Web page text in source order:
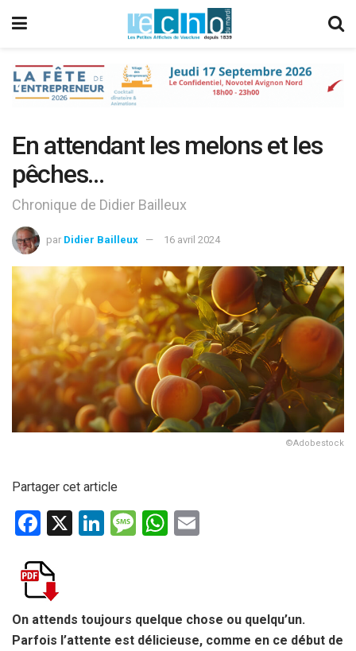
En attendant les melons et les
pêches…
Chronique de Didier Bailleux
par Didier Bailleux 16 avril 2024
©Adobestock
Partager cet article
F
ce
b
o
X
Li
n
M
g
W
A
On attends toujours quelque chose ou quelqu’un.
Parfois l’attente est délicieuse, comme en ce début de